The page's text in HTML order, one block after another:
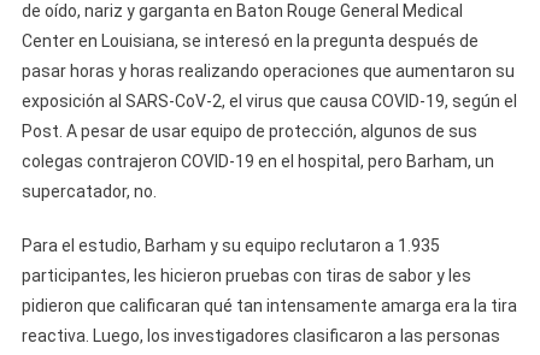
de oído, nariz y garganta en Baton Rouge General Medical
Center en Louisiana, se interesó en la pregunta después de
pasar horas y horas realizando operaciones que aumentaron su
exposición al SARS-CoV-2, el virus que causa COVID-19, según el
Post. A pesar de usar equipo de protección, algunos de sus
colegas contrajeron COVID-19 en el hospital, pero Barham, un
supercatador, no.
Para el estudio, Barham y su equipo reclutaron a 1.935
participantes, les hicieron pruebas con tiras de sabor y les
pidieron que calificaran qué tan intensamente amarga era la tira
reactiva. Luego, los investigadores clasificaron a las personas